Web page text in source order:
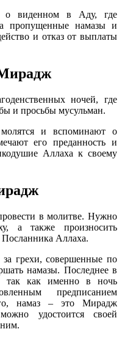
о виденном в Аду, где
пропущенные намазы и
и отказ от выплаты
ночей, где
и просьбы мусульман.
и вспоминают о
его преданность и
Аллаха к своему
в молитве. Нужно
а также произносить
Посланника Аллаха.
грехи, совершенные по
намазы. Последнее в
так как именно в ночь
предписанием
намаз – это Мирадж
удостоится своей